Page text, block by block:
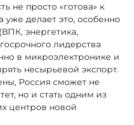
не просто «готова» к
делает это, особенно
энергетика,
лидерства
в микроэлектронике и
несырьевой экспорт.
Россия сможет не
но и стать одним из
центров новой